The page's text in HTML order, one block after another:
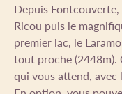
Depuis Fontcouverte,
Ricou puis le
premier lac, le
tout proche (2448m).
qui vous attend, avec